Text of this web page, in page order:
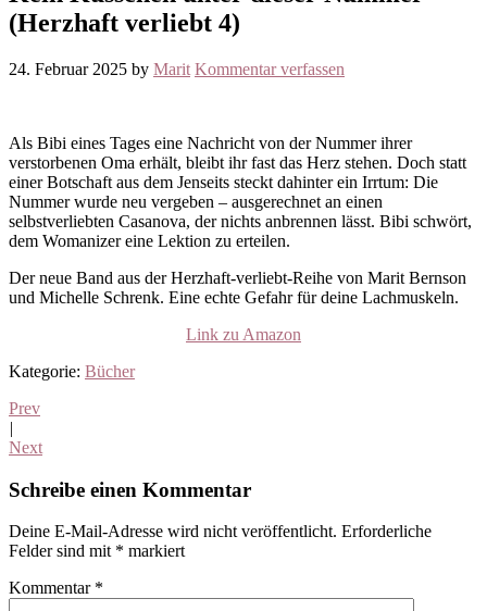
(Herzhaft verliebt 4)
24. Februar 2025 by Marit Kommentar verfassen
Als Bibi eines Tages eine Nachricht von der Nummer ihrer
verstorbenen Oma erhält, bleibt ihr fast das Herz stehen. Doch statt
einer Botschaft aus dem Jenseits steckt dahinter ein Irrtum: Die
Nummer wurde neu vergeben – ausgerechnet an einen
selbstverliebten Casanova, der nichts anbrennen lässt. Bibi schwört,
dem Womanizer eine Lektion zu erteilen.
Der neue Band aus der Herzhaft-verliebt-Reihe von Marit Bernson
und Michelle Schrenk. Eine echte Gefahr für deine Lachmuskeln.
Link zu Amazon
Kategorie: Bücher
Prev
|
Next
Interaktionen
Schreibe einen Kommentar
Deine E-Mail-Adresse wird nicht veröffentlicht. Erforderliche
Felder sind mit * markiert
Kommentar *